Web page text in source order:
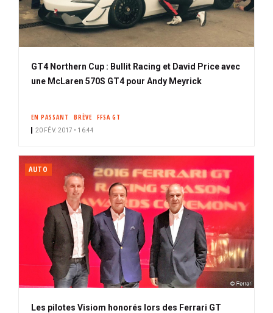
GT4 Northern Cup : Bullit Racing et David Price avec
une McLaren 570S GT4 pour Andy Meyrick
EN PASSANT BRÈVE FFSA GT
20 FÉV. 2017 • 16:44
AUTO
Les pilotes Visiom honorés lors des Ferrari GT